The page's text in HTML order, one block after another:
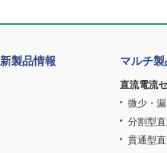
新製品情報 マルチ製
直流電流
微少・
分割型
貫通型